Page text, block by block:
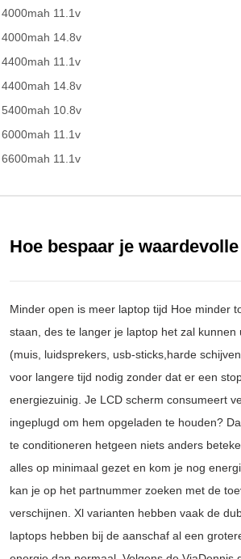
4000mah 11.1v
4000mah 14.8v
4400mah 11.1v
4400mah 14.8v
5400mah 10.8v
6000mah 11.1v
6600mah 11.1v
Hoe bespaar je
Minder open is meer laptop tijd Hoe minder
staan, des te langer je laptop het zal
(muis, luidsprekers, usb-sticks,harde
voor langere tijd nodig zonder dat er een
energiezuinig. Je LCD scherm consumeert
ingeplugd om hem opgeladen te houden?
te conditioneren hetgeen niets anders
alles op minimaal gezet en kom je nog
kan je op het partnummer zoeken met de
verschijnen. Xl varianten hebben vaak de
laptops hebben bij de aanschaf al een